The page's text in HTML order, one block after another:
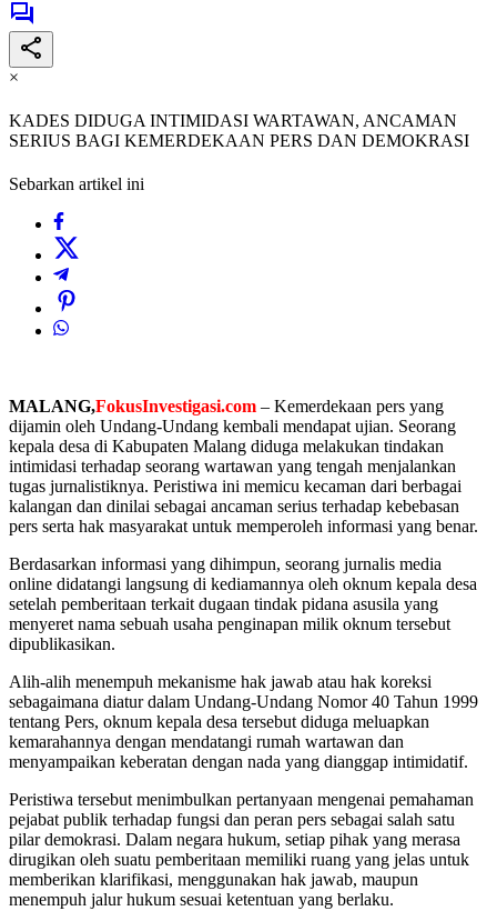
×
KADES DIDUGA INTIMIDASI WARTAWAN, ANCAMAN
SERIUS BAGI KEMERDEKAAN PERS DAN DEMOKRASI
Sebarkan artikel ini
MALANG,FokusInvestigasi.com – Kemerdekaan pers yang
dijamin oleh Undang-Undang kembali mendapat ujian. Seorang
kepala desa di Kabupaten Malang diduga melakukan tindakan
intimidasi terhadap seorang wartawan yang tengah menjalankan
tugas jurnalistiknya. Peristiwa ini memicu kecaman dari berbagai
kalangan dan dinilai sebagai ancaman serius terhadap kebebasan
pers serta hak masyarakat untuk memperoleh informasi yang benar.
Berdasarkan informasi yang dihimpun, seorang jurnalis media
online didatangi langsung di kediamannya oleh oknum kepala desa
setelah pemberitaan terkait dugaan tindak pidana asusila yang
menyeret nama sebuah usaha penginapan milik oknum tersebut
dipublikasikan.
Alih-alih menempuh mekanisme hak jawab atau hak koreksi
sebagaimana diatur dalam Undang-Undang Nomor 40 Tahun 1999
tentang Pers, oknum kepala desa tersebut diduga meluapkan
kemarahannya dengan mendatangi rumah wartawan dan
menyampaikan keberatan dengan nada yang dianggap intimidatif.
Peristiwa tersebut menimbulkan pertanyaan mengenai pemahaman
pejabat publik terhadap fungsi dan peran pers sebagai salah satu
pilar demokrasi. Dalam negara hukum, setiap pihak yang merasa
dirugikan oleh suatu pemberitaan memiliki ruang yang jelas untuk
memberikan klarifikasi, menggunakan hak jawab, maupun
menempuh jalur hukum sesuai ketentuan yang berlaku.